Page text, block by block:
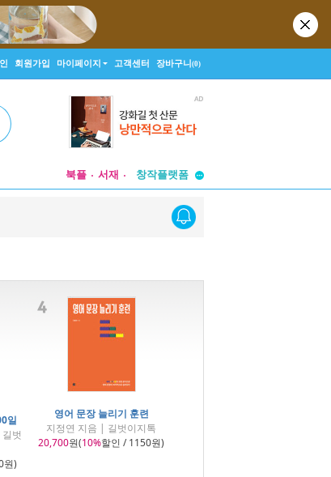
회원가입 마이페이지 고객센터 장바구니(0)
북플 서재
창작플랫폼
일
벗
원)
영어 문장 늘리기 훈련
지정연 지음 | 길벗이지톡
20,700원(10%할인 / 1150원)